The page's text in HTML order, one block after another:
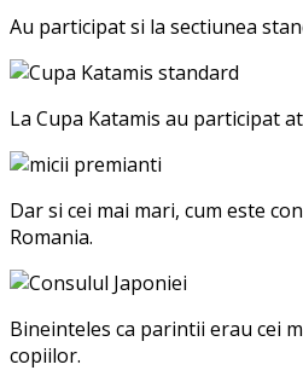
Au participat si la sectiunea
La Cupa Katamis au participat
Dar si cei mai mari, cum este
Romania.
Bineinteles ca parintii erau cei
copiilor.